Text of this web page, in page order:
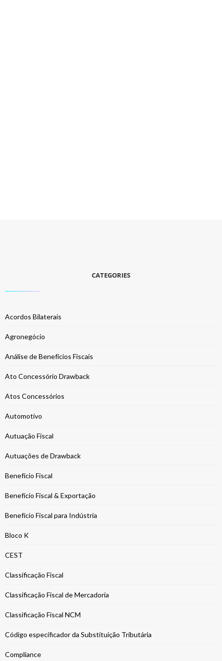
CATEGORIES
Acordos Bilaterais
Agronegócio
Análise de Benefícios Fiscais
Ato Concessório Drawback
Atos Concessórios
Automotivo
Autuação Fiscal
Autuações de Drawback
Benefício Fiscal
Benefício Fiscal & Exportação
Benefício Fiscal para Indústria
Bloco K
CEST
Classificação Fiscal
Classificação Fiscal de Mercadoria
Classificação Fiscal NCM
Código especificador da Substituição Tributária
Compliance